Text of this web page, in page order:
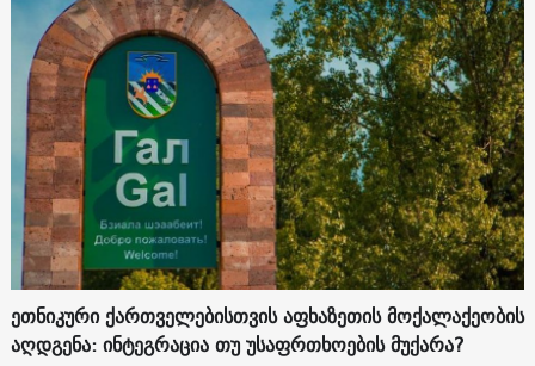
ეთნიკური ქართველებისთვის აფხაზეთის მოქალაქეობის
აღდგენა: ინტეგრაცია თუ უსაფრთხოების მუქარა?